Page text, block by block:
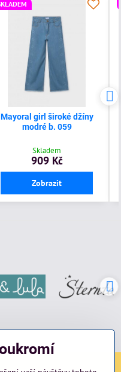
Mayoral girl široké džíny
modré b. 059
Skladem
909 Kč
Zobrazit